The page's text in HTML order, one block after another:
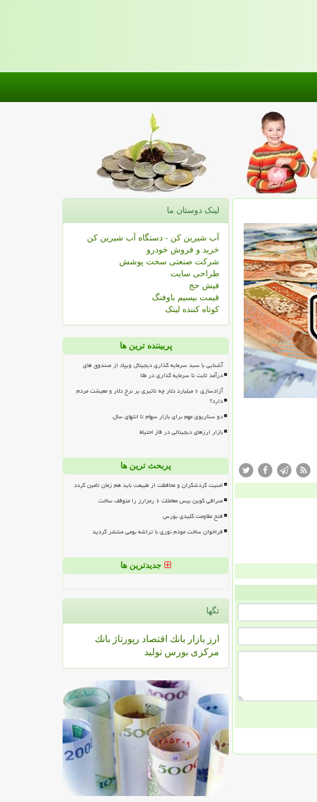
لینک دوستان ما
آب شیرین کن - دستگاه آب شیرین کن
خرید و فروش خودرو
شرکت صنعتی سخت پوشش
طراحی سایت
فیش حج
قیمت بیسیم باوفنگ
کوتاه کننده لینک
پربیننده ترین ها
آشنایی با سبد سرمایه گذاری دیجیتال ویپاد از صندوق های
درآمد ثابت تا سرمایه گذاری در طلا
آزادسازی ۶ میلیارد دلار چه تاثیری بر نرخ دلار و معیشت مردم
دارد؟
دو سناریوی مهم برای بازار سهام تا انتهای سال
بازار ارزهای دیجیتالی در فاز احتیاط
پربحث ترین ها
امنیت گردشگران و محافظت از طبیعت باید هم زمان تامین گردد
صرافی کوین بیس معاملات ۶ رمزارز را متوقف ساخت
فتح مقاومت کلیدی بورس
فراخوان ساخت مودم نوری با تراشه بومی منتشر گردید
جدیدترین ها
تگها
ارز بازار بانك اقتصاد رپورتاژ بانك
مركزی بورس تولید